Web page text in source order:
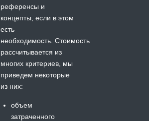
референсы и
концепты, если в этом
есть
необходимость. Стоимость
рассчитывается из
многих критериев, мы
приведем некоторые
из них:
объем
затраченного